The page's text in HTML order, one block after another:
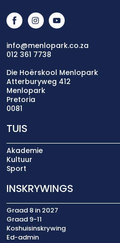
info@menlopark.co.za
012 361 7738
Die Hoërskool Menlopark
Atterburyweg 412
Menlopark
Pretoria
0081
TUIS
Akademie
Kultuur
Sport
INSKRYWINGS
Graad 8 in 2027
Graad 9-11
Koshuisinskrywing
Ed-admin